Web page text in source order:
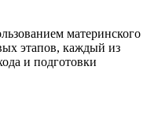
материнского
этапов, каждый из
и подготовки